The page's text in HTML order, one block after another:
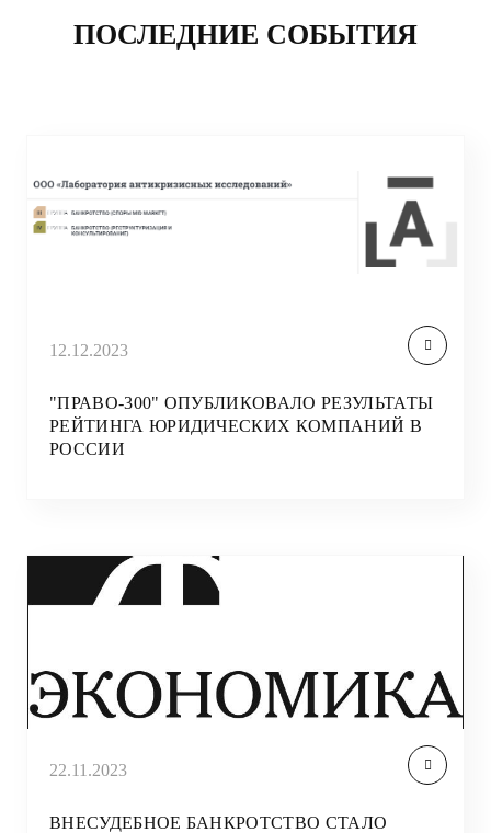
ПОСЛЕДНИЕ СОБЫТИЯ
12.12.2023
"ПРАВО-300" ОПУБЛИКОВАЛО РЕЗУЛЬТАТЫ
РЕЙТИНГА ЮРИДИЧЕСКИХ КОМПАНИЙ В
РОССИИ
22.11.2023
ВНЕСУДЕБНОЕ БАНКРОТСТВО СТАЛО